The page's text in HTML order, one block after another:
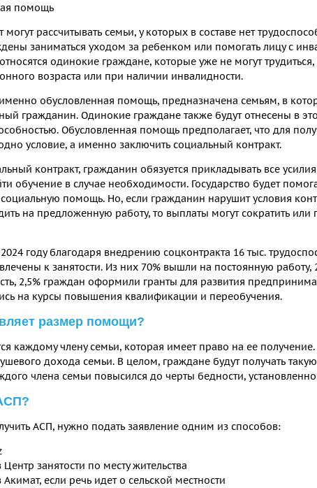
помощь
рассчитывать семьи, у которых в составе нет
заниматься уходом за ребенком или помогать лицу с
одинокие граждане, которые уже не могут
возраста или при наличии инвалидности.
обусловленная помощь, предназначена семьям, в
гражданин. Одинокие граждане также будут отнесены в
Обусловленная помощь предполагает, что для
условие, а именно заключить социальный контракт.
контракт, гражданин обязуется прикладывать все
обучение в случае необходимости. Государство будет
помощь. Но, если гражданин нарушит условия
на предложенную работу, то выплаты могут сократить или
году благодаря внедрению соцконтракта 16 тыс.
к занятости. Из них 70% вышли на постоянную работу,
2,5% граждан оформили гранты для развития
на курсы повышения квалификации и переобучения.
размер помощи?
каждому члену семьи, которая имеет право на ее
дохода семьи. В целом, граждане будут получать
члена семьи повысился до черты бедности,
АСП, нужно подать заявление одним из способов:
занятости по месту жительства
если речь идет о сельской местности